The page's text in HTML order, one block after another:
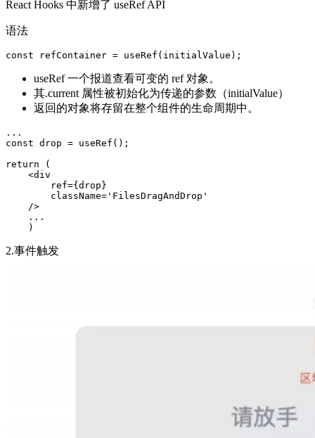
React Hooks 中新增了 useRef API
语法
const refContainer = useRef(initialValue);
useRef 一个报道查看可变的 ref 对象。
其.current 属性被初始化为传递的参数（initialValue）
返回的对象将存留在整个组件的生命周期中。
...
const drop = useRef();
return (
    <div
        ref={drop}
        className='FilesDragAndDrop'
    />
    ...
    )
2.事件触发